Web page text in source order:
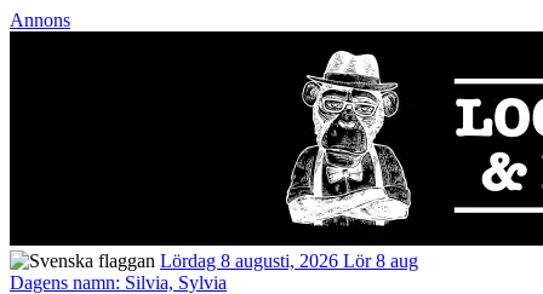
Annons
Lördag 8 augusti, 2026 Lör 8 aug
Dagens namn: Silvia, Sylvia